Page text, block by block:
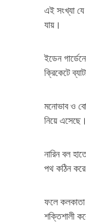
এই সংখ্যা যে
যায়।
ইডেন
ক্রিকেটে
মনোভাব ও
নিয়ে
নারিন বল
পথ কঠিন
ফলে কলকাতা
শক্তিশালী